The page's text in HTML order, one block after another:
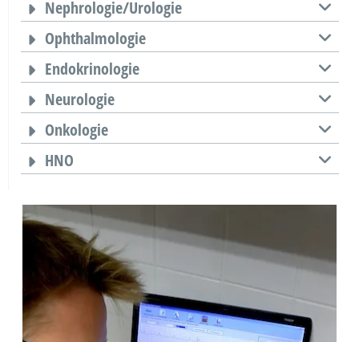
Nephrologie/Urologie
Ophthalmologie
Endokrinologie
Neurologie
Onkologie
HNO